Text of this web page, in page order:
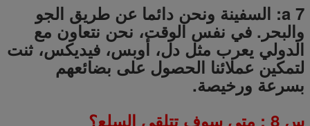
a 7: السفينة ونحن دائما عن طريق الجو
والبحر. في نفس الوقت، نحن نتعاون مع
الدولي يعرب مثل دل، أوبس، فيديكس، ثنت
لتمكين عملائنا الحصول على بضائعهم
بسرعة ورخيصة.
س 8 : متى سوف تتلقى السلع؟